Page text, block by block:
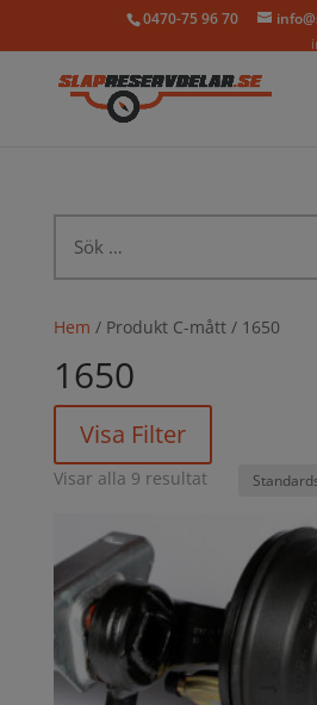
0470-75 96 70
efter:
Hem / Produkt C-mått / 1650
1650
Visa Filter
Visar alla 9 resultat